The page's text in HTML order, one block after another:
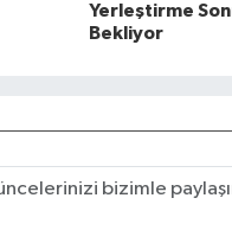
Yerleştirme
Bekliyor